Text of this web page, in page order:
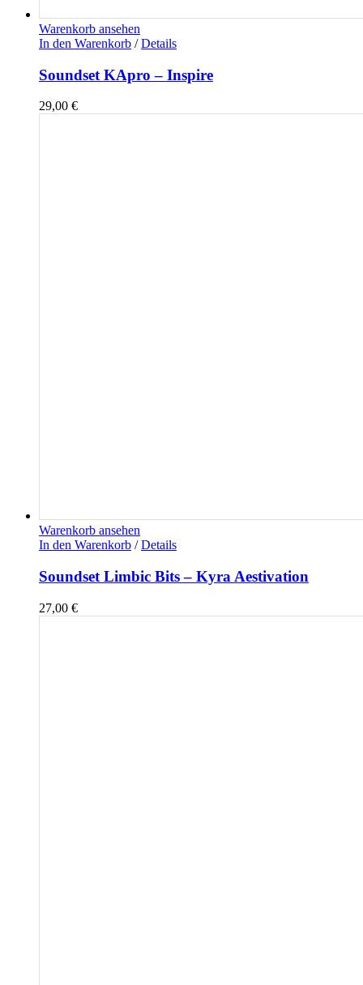
Warenkorb ansehen
In den Warenkorb / Details
Soundset KApro – Inspire
29,00 €
Warenkorb ansehen
In den Warenkorb / Details
Soundset Limbic Bits – Kyra Aestivation
27,00 €